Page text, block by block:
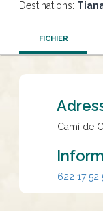
Destinations:
FICHIER
Camí de
622 17 52